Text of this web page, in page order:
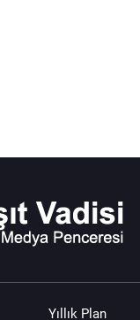
Yıllık Plan